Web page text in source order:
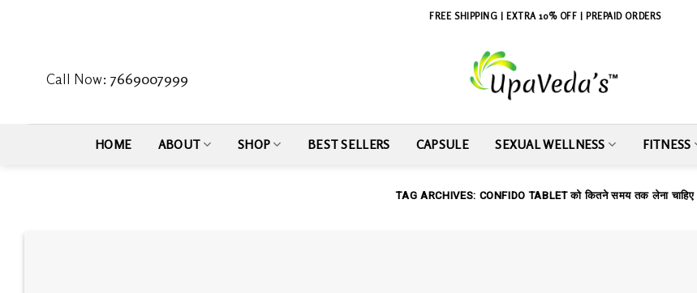
FREE SHIPPING | EXTRA 10% OFF | PREPAID ORDERS
Call Now:7669007999
HOME ABOUT SHOP BEST SELLERS CAPSULE SEXUAL WELLNESS FITNESS
TAG ARCHIVES: CONFIDO TABLET को कितने समय तक लेना चाहिए